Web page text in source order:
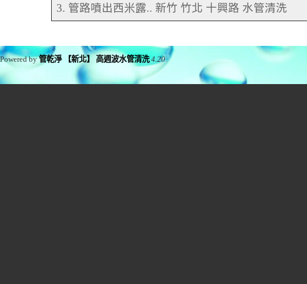
3. 管路噴出西米露.. 新竹 竹北 十興路 水管清洗
Powered by管乾淨 【新北】 高週波水管清洗 4.20